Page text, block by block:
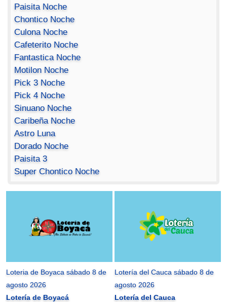
Paisita Noche
Chontico Noche
Culona Noche
Cafeterito Noche
Fantastica Noche
Motilon Noche
Pick 3 Noche
Pick 4 Noche
Sinuano Noche
Caribeña Noche
Astro Luna
Dorado Noche
Paisita 3
Super Chontico Noche
Loteria de Boyaca sábado 8 de
agosto 2026
Lotería de Boyacá
Lotería del Cauca sábado 8 de
agosto 2026
Lotería del Cauca